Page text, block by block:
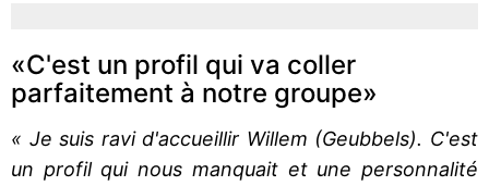
«C'est un profil qui va coller
parfaitement à notre groupe»
« Je suis ravi d'accueillir Willem (Geubbels). C'est
un profil qui nous manquait et une personnalité